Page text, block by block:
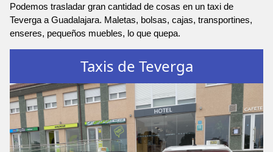
Podemos trasladar gran cantidad de cosas en un taxi de
Teverga a Guadalajara. Maletas, bolsas, cajas, transportines,
enseres, pequeños muebles, lo que quepa.
Taxis de Teverga